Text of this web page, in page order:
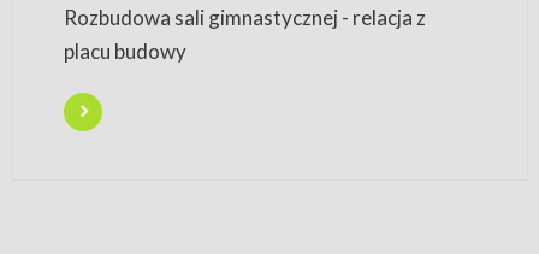
Rozbudowa sali gimnastycznej - relacja z
placu budowy